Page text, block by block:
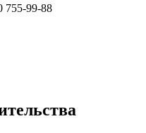
755-99-88